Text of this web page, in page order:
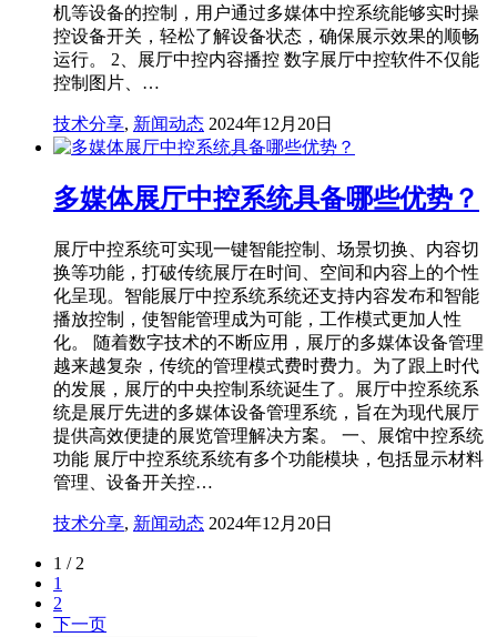
机等设备的控制，用户通过多媒体中控系统能够实时操
控设备开关，轻松了解设备状态，确保展示效果的顺畅
运行。 2、展厅中控内容播控 数字展厅中控软件不仅能
控制图片、…
技术分享, 新闻动态 2024年12月20日
多媒体展厅中控系统具备哪些优势？
展厅中控系统可实现一键智能控制、场景切换、内容切
换等功能，打破传统展厅在时间、空间和内容上的个性
化呈现。智能展厅中控系统系统还支持内容发布和智能
播放控制，使智能管理成为可能，工作模式更加人性
化。 随着数字技术的不断应用，展厅的多媒体设备管理
越来越复杂，传统的管理模式费时费力。为了跟上时代
的发展，展厅的中央控制系统诞生了。展厅中控系统系
统是展厅先进的多媒体设备管理系统，旨在为现代展厅
提供高效便捷的展览管理解决方案。 一、展馆中控系统
功能 展厅中控系统系统有多个功能模块，包括显示材料
管理、设备开关控…
技术分享, 新闻动态 2024年12月20日
1 / 2
1
2
下一页